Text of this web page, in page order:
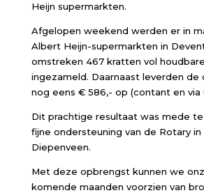
Heijn supermarkten.
Afgelopen weekend werden er in
Albert Heijn-supermarkten in
omstreken 467 kratten vol
ingezameld. Daarnaast leverden de
nog eens € 586,- op (contant en via
Dit prachtige resultaat was mede
fijne ondersteuning van de Rotary
Diepenveen.
Met deze opbrengst kunnen we
komende maanden voorzien van